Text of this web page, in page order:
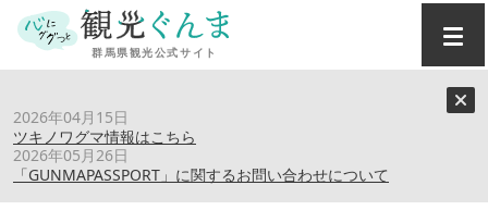
2026年04月15日
ツキノワグマ情報はこちら
2026年05月26日
「GUNMAPASSPORT」に関するお問い合わせについて
大塚製薬（株） 高崎工場